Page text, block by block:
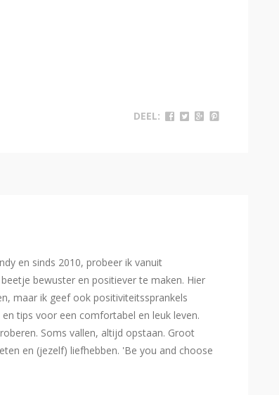
DEEL:
en sinds 2010, probeer ik vanuit
bewuster en positiever te maken. Hier
maar ik geef ook positiviteitssprankels
tips voor een comfortabel en leuk leven.
Soms vallen, altijd opstaan. Groot
en (jezelf) liefhebben. 'Be you and choose